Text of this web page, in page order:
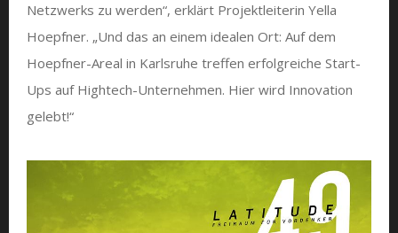
Netzwerks zu werden“, erklärt Projektleiterin Yella
Hoepfner. „Und das an einem idealen Ort: Auf dem
Hoepfner-Areal in Karlsruhe treffen erfolgreiche Start-
Ups auf Hightech-Unternehmen. Hier wird Innovation
gelebt!“